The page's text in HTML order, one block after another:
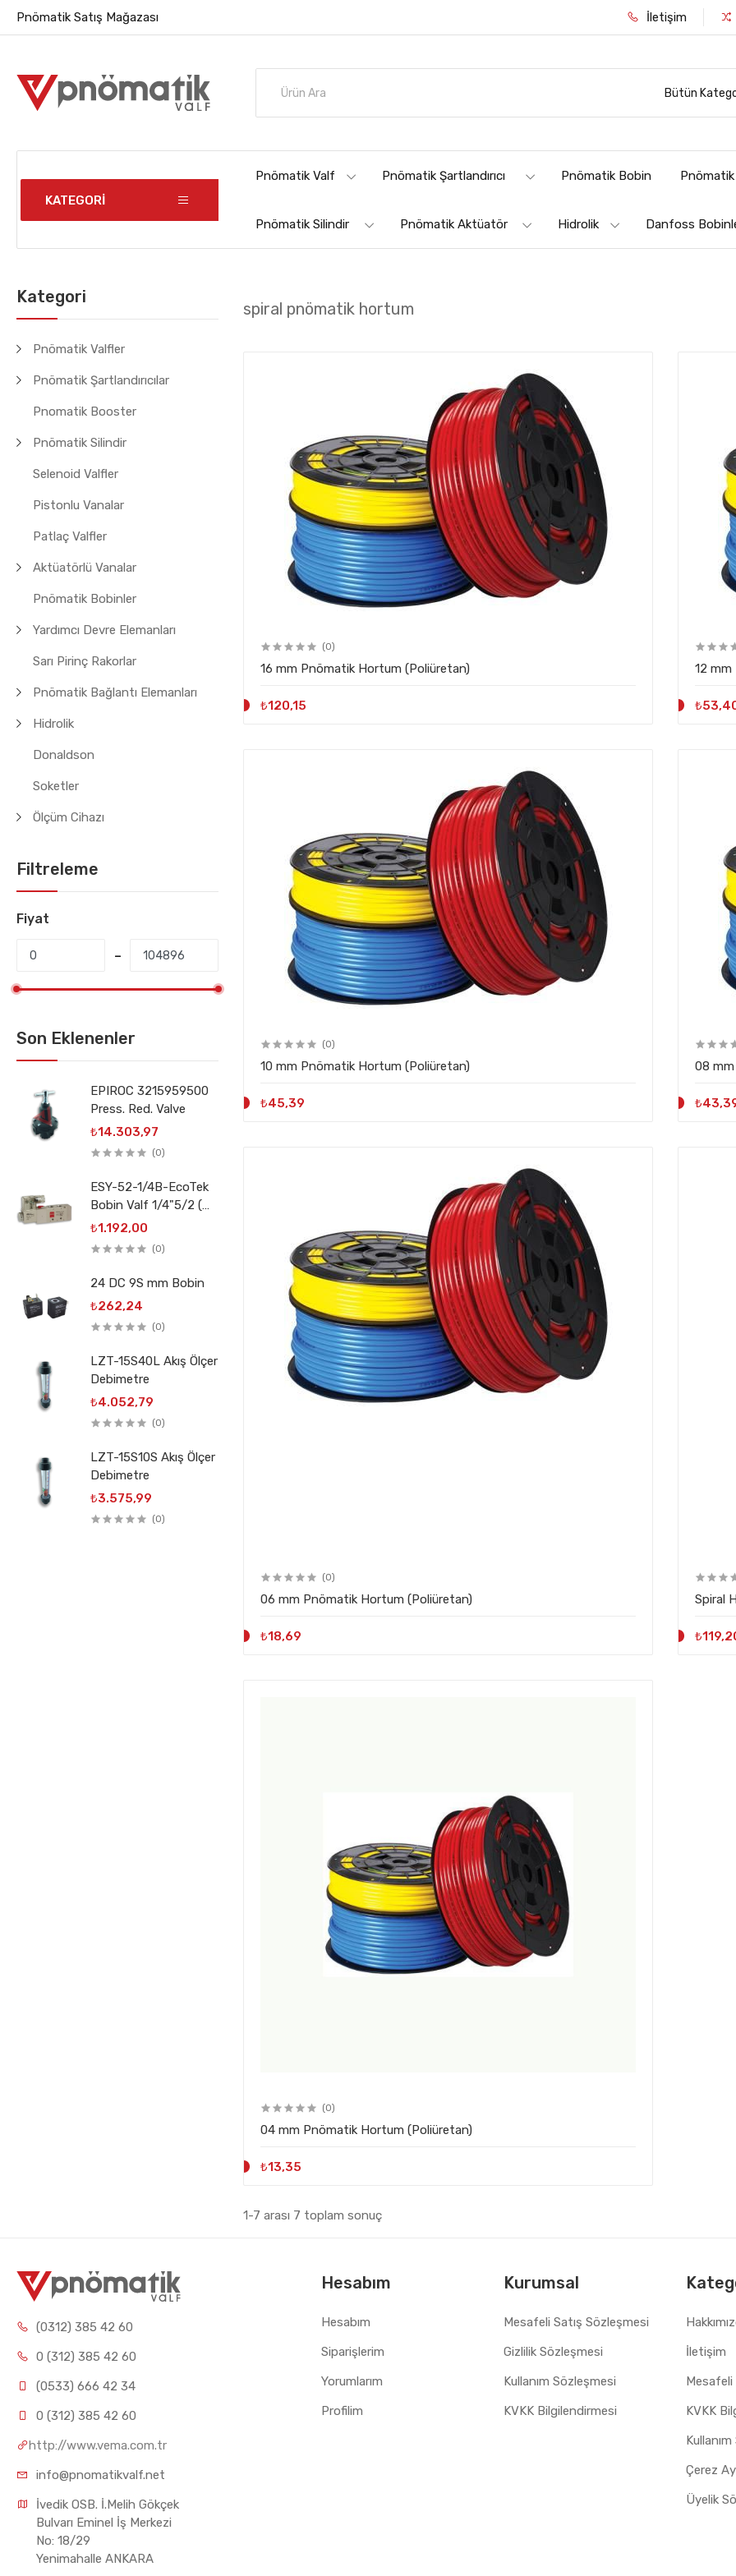
Pnömatik Satış Mağazası İletişim
Bütün
KATEGORİ
Pnömatik Valf Pnömatik Şartlandırıcı Pnömatik Bobin Pnömatik
Pnömatik Silindir Pnömatik Aktüatör Hidrolik Danfoss
Kategori
Pnömatik Valfler
Pnömatik Şartlandırıcılar
Pnomatik Booster
Pnömatik Silindir
Selenoid Valfler
Pistonlu Vanalar
Patlaç Valfler
Aktüatörlü Vanalar
Pnömatik Bobinler
Yardımcı Devre Elemanları
Sarı Pirinç Rakorlar
Pnömatik Bağlantı Elemanları
Hidrolik
Donaldson
Soketler
Ölçüm Cihazı
Filtreleme
Fiyat
Son Eklenenler
EPIROC 3215959500
Press. Red. Valve
₺14.303,97
(0)
ESY-52-1/4B-EcoTek
Bobin Valf 1/4"5/2 (
3V210-08)
₺1.192,00
(0)
24 DC 9S mm Bobin
₺262,24
(0)
LZT-15S40L Akış Ölçer
Debimetre
₺4.052,79
(0)
LZT-15S10S Akış Ölçer
Debimetre
₺3.575,99
(0)
spiral pnömatik hortum
(0)
16 mm Pnömatik Hortum (Poliüretan)
₺120,15
12
(0)
10 mm Pnömatik Hortum (Poliüretan)
₺45,39
08
(0)
06 mm Pnömatik Hortum (Poliüretan)
₺18,69
Spiral
(0)
04 mm Pnömatik Hortum (Poliüretan)
₺13,35
1-7 arası 7 toplam sonuç
(0312) 385 42 60
0 (312) 385 42 60
(0533) 666 42 34
0 (312) 385 42 60
http://www.vema.com.tr
info@pnomatikvalf.net
İvedik OSB. İ.Melih Gökçek
Bulvarı Eminel İş Merkezi
No: 18/29
Yenimahalle ANKARA
Hesabım
Hesabım
Siparişlerim
Yorumlarım
Profilim
Kurumsal
Mesafeli Satış Sözleşmesi
Gizlilik Sözleşmesi
Kullanım Sözleşmesi
KVKK Bilgilendirmesi
İletişim
Mesafeli
KVKK
Üyelik